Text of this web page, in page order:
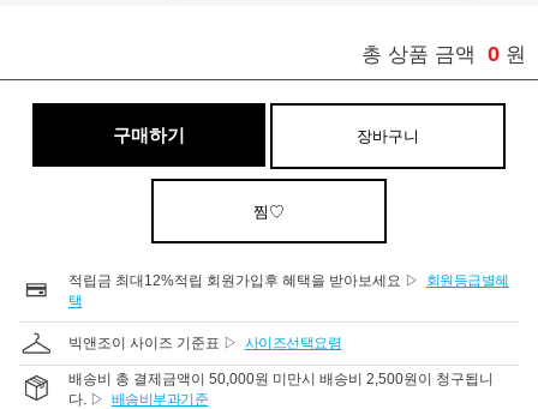
총 상품 금액 0 원
구매하기 장바구니
찜♡
적립금 최대12%적립 회원가입후 혜택을 받아보세요 ▷
회원등급별혜
택
빅앤조이 사이즈 기준표 ▷ 사이즈선택요령
배송비 총 결제금액이 50,000원 미만시 배송비 2,500원이 청구됩니
다. ▷ 배송비부과기준